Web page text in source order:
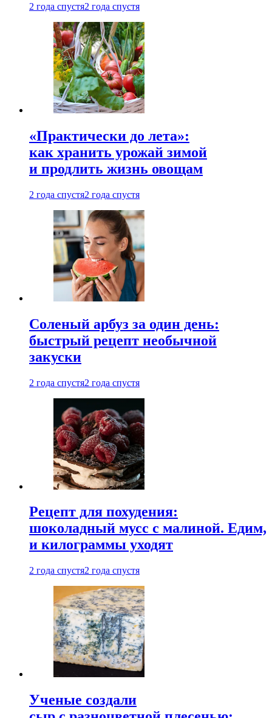
2 года спустя2 года спустя
«Практически до лета»:
как хранить урожай зимой
и продлить жизнь овощам
2 года спустя2 года спустя
Соленый арбуз за один день:
быстрый рецепт необычной
закуски
2 года спустя2 года спустя
Рецепт для похудения:
шоколадный мусс с малиной. Едим,
и килограммы уходят
2 года спустя2 года спустя
Ученые создали